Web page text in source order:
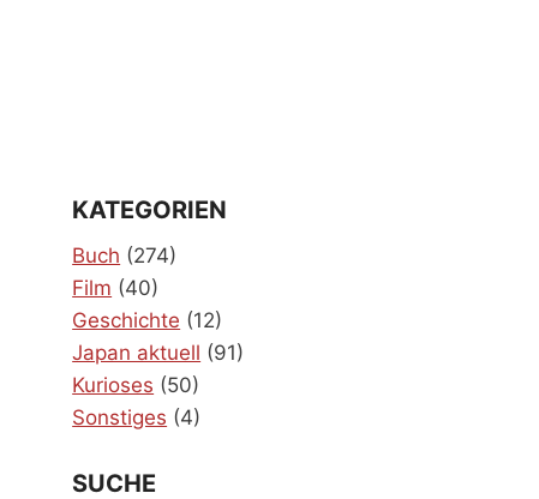
KATEGORIEN
Buch (274)
Film (40)
Geschichte (12)
Japan aktuell (91)
Kurioses (50)
Sonstiges (4)
SUCHE